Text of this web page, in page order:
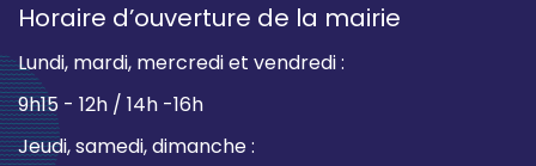
Horaire d’ouverture de la mairie
Lundi, mardi, mercredi et vendredi :
9h15 - 12h / 14h -16h
Jeudi, samedi, dimanche :